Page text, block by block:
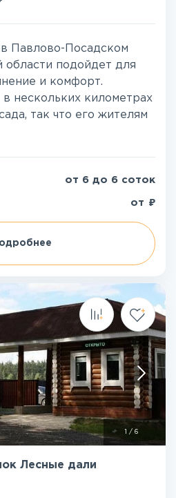
Павлово-Посадском
области подойдет для
и комфорт.
в нескольких километрах
так что его жителям
от 6 до 6 соток
от ₽
/ 6
Лесные дали